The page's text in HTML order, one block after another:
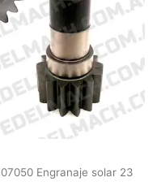
Engranaje solar 23